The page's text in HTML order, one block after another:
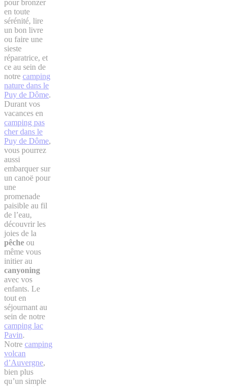
pour bronzer
en toute
sérénité, lire
un bon livre
ou faire une
sieste
réparatrice, et
ce au sein de
notre camping
nature dans le
Puy de Dôme.
Durant vos
vacances en
camping pas
cher dans le
Puy de Dôme,
vous pourrez
aussi
embarquer sur
un canoë pour
une
promenade
paisible au fil
de l’eau,
découvrir les
joies de la
pêche ou
même vous
initier au
canyoning
avec vos
enfants. Le
tout en
séjournant au
sein de notre
camping lac
Pavin.
Notre camping
volcan
d’Auvergne,
bien plus
qu’un simple